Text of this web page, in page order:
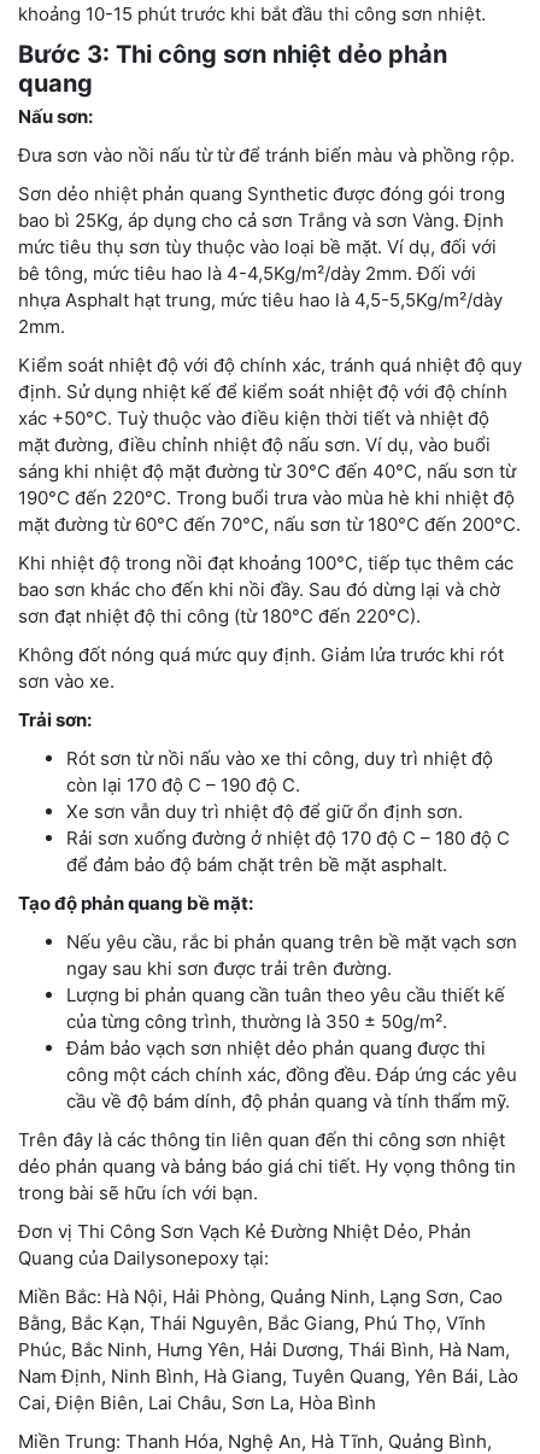
khoảng 10-15 phút trước khi bắt đầu thi công sơn nhiệt.
Bước 3: Thi công sơn nhiệt dẻo phản
quang
Nấu sơn:
Đưa sơn vào nồi nấu từ từ để tránh biến màu và phồng rộp.
Sơn dẻo nhiệt phản quang Synthetic được đóng gói trong
bao bì 25Kg, áp dụng cho cả sơn Trắng và sơn Vàng. Định
mức tiêu thụ sơn tùy thuộc vào loại bề mặt. Ví dụ, đối với
bê tông, mức tiêu hao là 4-4,5Kg/m²/dày 2mm. Đối với
nhựa Asphalt hạt trung, mức tiêu hao là 4,5-5,5Kg/m²/dày
2mm.
Kiểm soát nhiệt độ với độ chính xác, tránh quá nhiệt độ quy
định. Sử dụng nhiệt kế để kiểm soát nhiệt độ với độ chính
xác +50°C. Tuỳ thuộc vào điều kiện thời tiết và nhiệt độ
mặt đường, điều chỉnh nhiệt độ nấu sơn. Ví dụ, vào buổi
sáng khi nhiệt độ mặt đường từ 30°C đến 40°C, nấu sơn từ
190°C đến 220°C. Trong buổi trưa vào mùa hè khi nhiệt độ
mặt đường từ 60°C đến 70°C, nấu sơn từ 180°C đến 200°C.
Khi nhiệt độ trong nồi đạt khoảng 100°C, tiếp tục thêm các
bao sơn khác cho đến khi nồi đầy. Sau đó dừng lại và chờ
sơn đạt nhiệt độ thi công (từ 180°C đến 220°C).
Không đốt nóng quá mức quy định. Giảm lửa trước khi rót
sơn vào xe.
Trải sơn:
Rót sơn từ nồi nấu vào xe thi công, duy trì nhiệt độ
còn lại 170 độ C – 190 độ C.
Xe sơn vẫn duy trì nhiệt độ để giữ ổn định sơn.
Rải sơn xuống đường ở nhiệt độ 170 độ C – 180 độ C
để đảm bảo độ bám chặt trên bề mặt asphalt.
Tạo độ phản quang bề mặt:
Nếu yêu cầu, rắc bi phản quang trên bề mặt vạch sơn
ngay sau khi sơn được trải trên đường.
Lượng bi phản quang cần tuân theo yêu cầu thiết kế
của từng công trình, thường là 350 ± 50g/m².
Đảm bảo vạch sơn nhiệt dẻo phản quang được thi
công một cách chính xác, đồng đều. Đáp ứng các yêu
cầu về độ bám dính, độ phản quang và tính thẩm mỹ.
Trên đây là các thông tin liên quan đến thi công sơn nhiệt
dẻo phản quang và bảng báo giá chi tiết. Hy vọng thông tin
trong bài sẽ hữu ích với bạn.
Đơn vị Thi Công Sơn Vạch Kẻ Đường Nhiệt Dẻo, Phản
Quang của Dailysonepoxy tại:
Miền Bắc: Hà Nội, Hải Phòng, Quảng Ninh, Lạng Sơn, Cao
Bằng, Bắc Kạn, Thái Nguyên, Bắc Giang, Phú Thọ, Vĩnh
Phúc, Bắc Ninh, Hưng Yên, Hải Dương, Thái Bình, Hà Nam,
Nam Định, Ninh Bình, Hà Giang, Tuyên Quang, Yên Bái, Lào
Cai, Điện Biên, Lai Châu, Sơn La, Hòa Bình
Miền Trung: Thanh Hóa, Nghệ An, Hà Tĩnh, Quảng Bình,